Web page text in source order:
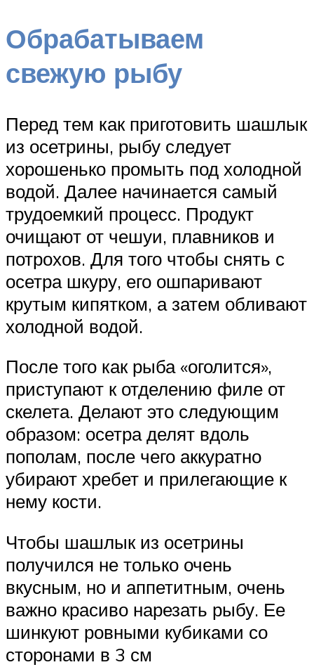
Обрабатываем
свежую рыбу
Перед тем как приготовить шашлык
из осетрины, рыбу следует
хорошенько промыть под холодной
водой. Далее начинается самый
трудоемкий процесс. Продукт
очищают от чешуи, плавников и
потрохов. Для того чтобы снять с
осетра шкуру, его ошпаривают
крутым кипятком, а затем обливают
холодной водой.
После того как рыба «оголится»,
приступают к отделению филе от
скелета. Делают это следующим
образом: осетра делят вдоль
пополам, после чего аккуратно
убирают хребет и прилегающие к
нему кости.
Чтобы шашлык из осетрины
получился не только очень
вкусным, но и аппетитным, очень
важно красиво нарезать рыбу. Ее
шинкуют ровными кубиками со
сторонами в 3 см